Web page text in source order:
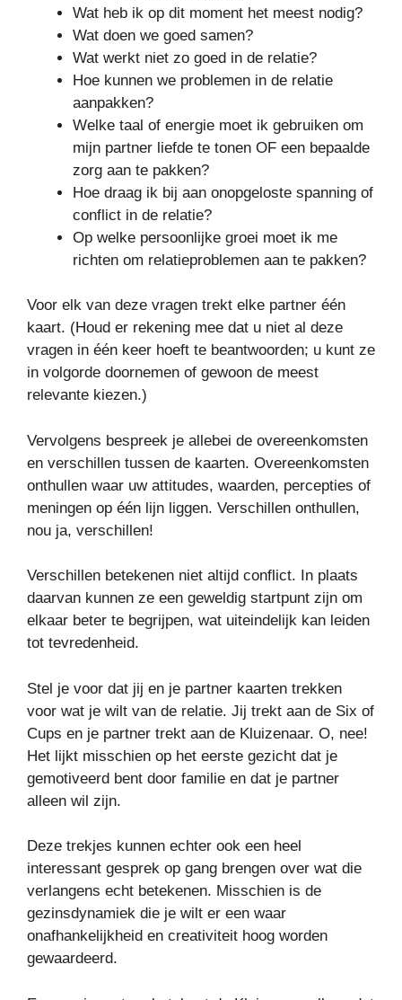
Wat heb ik op dit moment het meest nodig?
Wat doen we goed samen?
Wat werkt niet zo goed in de relatie?
Hoe kunnen we problemen in de relatie
aanpakken?
Welke taal of energie moet ik gebruiken om
mijn partner liefde te tonen OF een bepaalde
zorg aan te pakken?
Hoe draag ik bij aan onopgeloste spanning of
conflict in de relatie?
Op welke persoonlijke groei moet ik me
richten om relatieproblemen aan te pakken?
Voor elk van deze vragen trekt elke partner één
kaart. (Houd er rekening mee dat u niet al deze
vragen in één keer hoeft te beantwoorden; u kunt ze
in volgorde doornemen of gewoon de meest
relevante kiezen.)
Vervolgens bespreek je allebei de overeenkomsten
en verschillen tussen de kaarten. Overeenkomsten
onthullen waar uw attitudes, waarden, percepties of
meningen op één lijn liggen. Verschillen onthullen,
nou ja, verschillen!
Verschillen betekenen niet altijd conflict. In plaats
daarvan kunnen ze een geweldig startpunt zijn om
elkaar beter te begrijpen, wat uiteindelijk kan leiden
tot tevredenheid.
Stel je voor dat jij en je partner kaarten trekken
voor wat je wilt van de relatie. Jij trekt aan de Six of
Cups en je partner trekt aan de Kluizenaar. O, nee!
Het lijkt misschien op het eerste gezicht dat je
gemotiveerd bent door familie en dat je partner
alleen wil zijn.
Deze trekjes kunnen echter ook een heel
interessant gesprek op gang brengen over wat die
verlangens echt betekenen. Misschien is de
gezinsdynamiek die je wilt er een waar
onafhankelijkheid en creativiteit hoog worden
gewaardeerd.